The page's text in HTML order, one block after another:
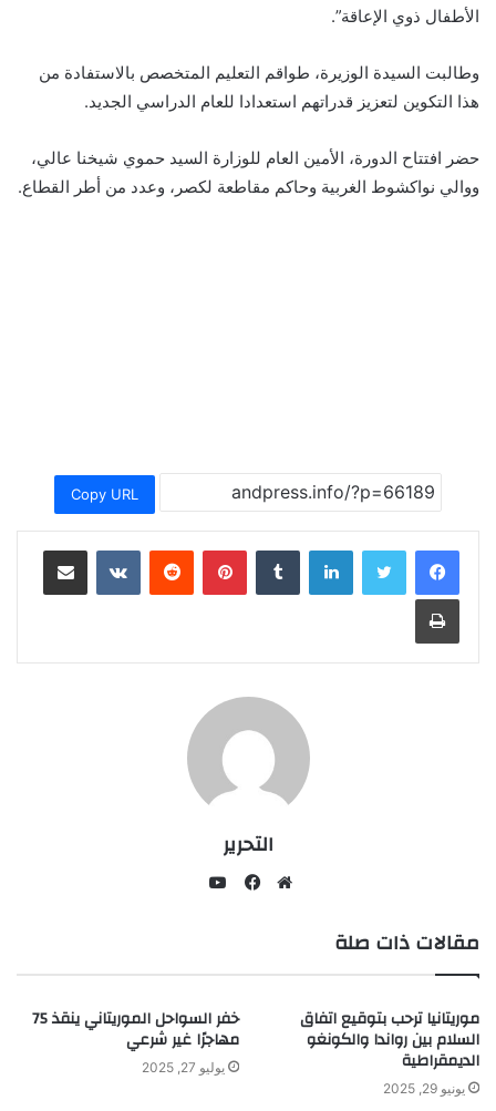
الأطفال ذوي الإعاقة”.
وطالبت السيدة الوزيرة، طواقم التعليم المتخصص بالاستفادة من
هذا التكوين لتعزيز قدراتهم استعدادا للعام الدراسي الجديد.
حضر افتتاح الدورة، الأمين العام للوزارة السيد حموي شيخنا عالي،
ووالي نواكشوط الغربية وحاكم مقاطعة لكصر، وعدد من أطر القطاع.
Copy URL
لينكدإن بينتيريست مشاركة عبر البريد
طباعة
التحرير
مقالات ذات صلة
موريتانيا ترحب بتوقيع اتفاق
السلام بين رواندا والكونغو
الديمقراطية
يونيو 29, 2025
خفر السواحل الموريتاني ينقذ 75
مهاجرًا غير شرعي
يوليو 27, 2025